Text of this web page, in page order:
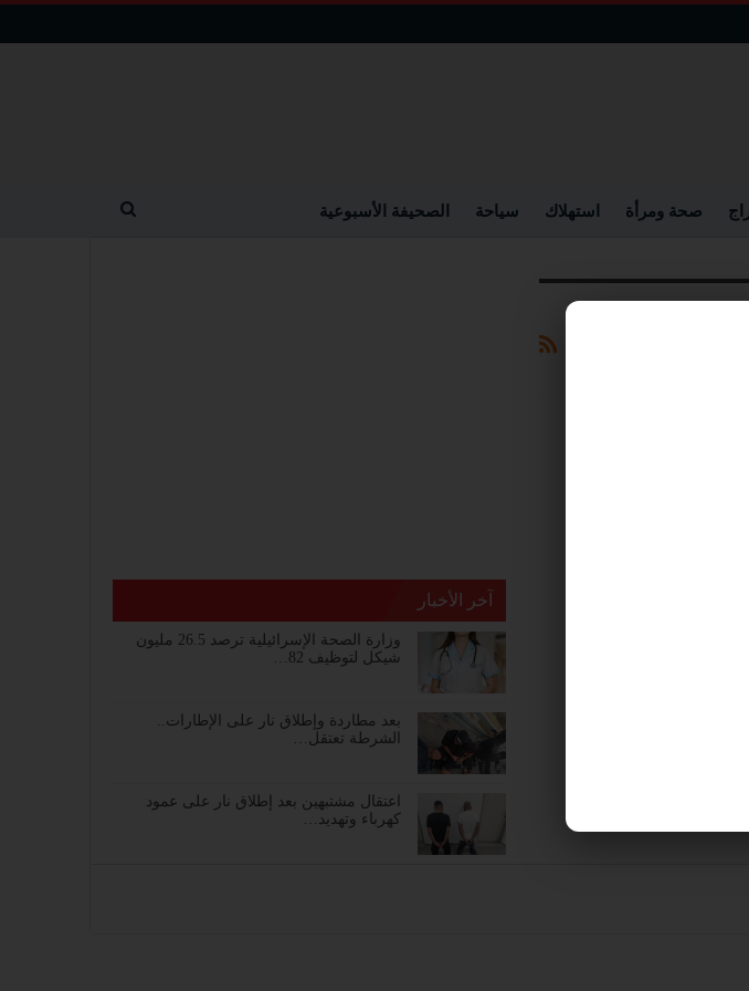
صحة ومرأة استهلاك سياحة الصحيفة الأسبوعية
آخر الأخبار
وزارة الصحة الإسرائيلية ترصد 26.5 مليون
شيكل لتوظيف 82…
بعد مطاردة وإطلاق نار على الإطارات..
الشرطة تعتقل…
اعتقال مشتبهين بعد إطلاق نار على عمود
كهرباء وتهديد…